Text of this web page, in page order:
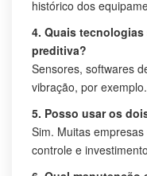
histórico dos
4. Quais
preditiva?
Sensores, softwares
vibração, por exemplo.
5. Posso usar os
Sim. Muitas
controle e